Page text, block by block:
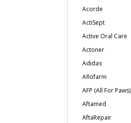
Acorde
ActiSept
Active Oral Care
Actoner
Adidas
Aflofarm
AFP (All For Paws)
Aftamed
AftaRepair